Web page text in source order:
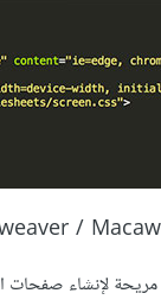
/
لإنشاء